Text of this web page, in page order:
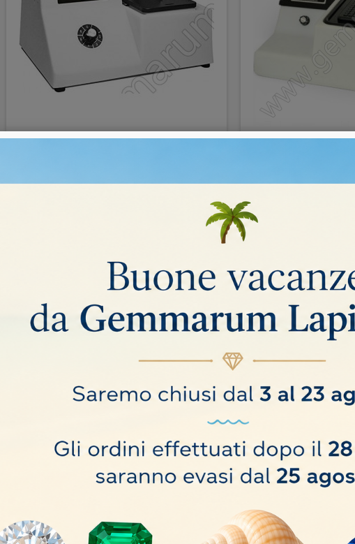
Taglierina manuale lama 125 mm Taglierina
Taglierina EASYCUT-250 Sega a Nastro
490,00 €